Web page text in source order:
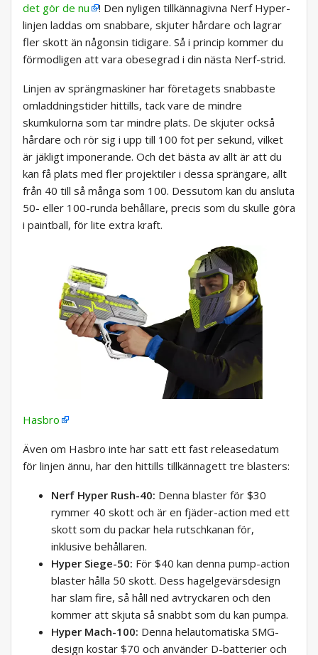
det gör de nu
! Den nyligen tillkännagivna Nerf Hyper-
linjen laddas om snabbare, skjuter hårdare och lagrar
fler skott än någonsin tidigare. Så i princip kommer du
förmodligen att vara obesegrad i din nästa Nerf-strid.
Linjen av sprängmaskiner har företagets snabbaste
omladdningstider hittills, tack vare de mindre
skumkulorna som tar mindre plats. De skjuter också
hårdare och rör sig i upp till 100 fot per sekund, vilket
är jäkligt imponerande. Och det bästa av allt är att du
kan få plats med fler projektiler i dessa sprängare, allt
från 40 till så många som 100. Dessutom kan du ansluta
50- eller 100-runda behållare, precis som du skulle göra
i paintball, för lite extra kraft.
Hasbro
Även om Hasbro inte har satt ett fast releasedatum
för linjen ännu, har den hittills tillkännagett tre blasters:
Nerf Hyper Rush-40: Denna blaster för $30
rymmer 40 skott och är en fjäder-action med ett
skott som du packar hela rutschkanan för,
inklusive behållaren.
Hyper Siege-50: För $40 kan denna pump-action
blaster hålla 50 skott. Dess hagelgevärsdesign
har slam fire, så håll ned avtryckaren och den
kommer att skjuta så snabbt som du kan pumpa.
Hyper Mach-100: Denna helautomatiska SMG-
design kostar $70 och använder D-batterier och